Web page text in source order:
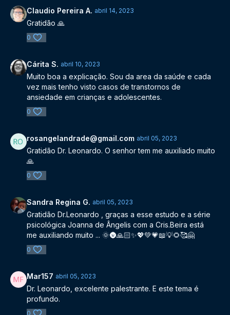
Claudio Pereira A. abril 14, 2023
Gratidão 🙏
0
Cárita S. abril 10, 2023
Muito boa a explicação. Sou da area da saúde e cada
vez mais tenho visto casos de transtornos de
ansiedade em crianças e adolescentes.
0
rosangelandrade@gmail.com abril 05, 2023
Gratidão Dr. Leonardo. O senhor tem me auxiliado muito
🙏
0
Sandra Regina G. abril 05, 2023
Gratidão Dr.Leonardo , graças a esse estudo e a série
psicológica Joanna de Ângelis com a Cris.Beira está
me auxiliando muito ... 🌞🌚🙏🏻✨💖💚💗📖💡🌻🥰🤗
0
Mar157 abril 05, 2023
Dr. Leonardo, excelente palestrante. E este tema é
profundo.
0